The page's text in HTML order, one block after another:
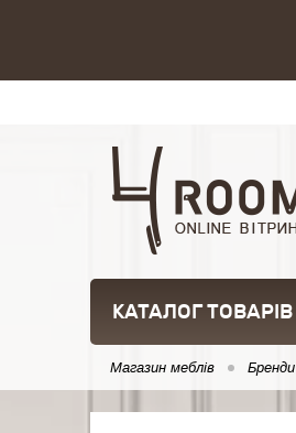
КАТАЛОГ ТОВАРІВ
Магазин меблів Бренди